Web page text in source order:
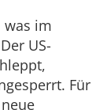
im
US-
Für